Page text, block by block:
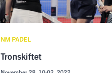
NM PADEL
Tronskiftet